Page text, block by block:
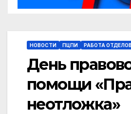
НОВОСТИ ПЦПИ РАБОТА ОТДЕЛОВ
День
помощи
неотложка»